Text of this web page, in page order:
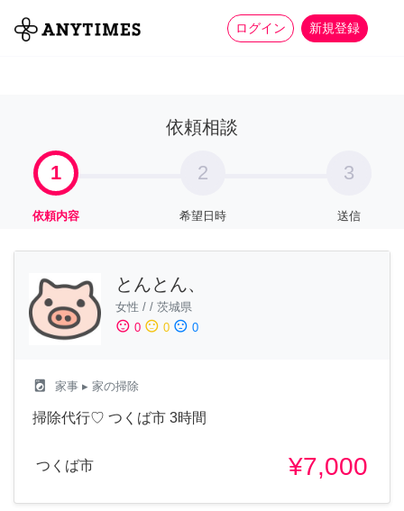
ログイン 新規登録
全て 家事 more_horiz
依頼相談
1
依頼内容
2
希望日時
3
送信
とんとん、
女性 / / 茨城県
sentiment_satisfied 0 sentiment_neutral 0 sentiment_dissatisfied 0
local_laundry_service 家事 ▸ 家の掃除
掃除代行♡ つくば市 3時間
つくば市 ¥7,000